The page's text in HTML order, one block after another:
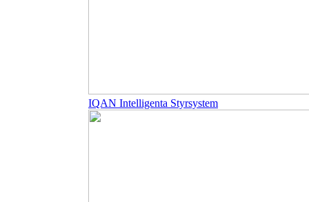
IQAN Intelligenta Styrsystem